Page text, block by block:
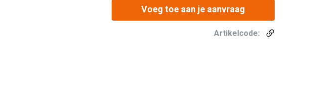
Voeg toe aan je aanvraag
Artikelcode: